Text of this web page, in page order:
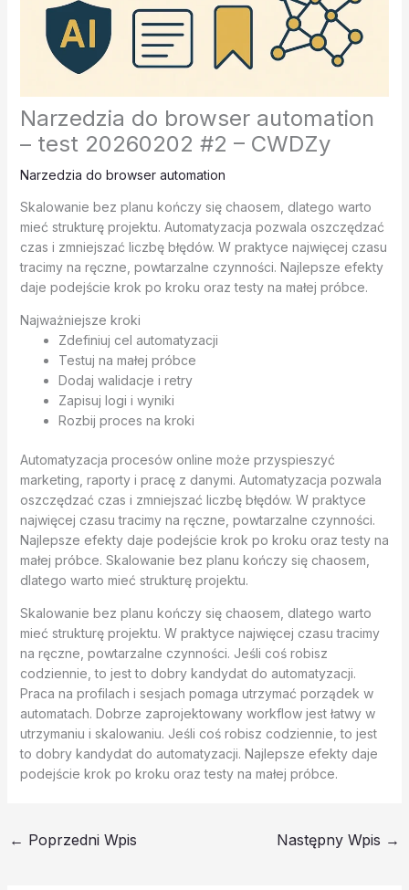
Narzedzia do browser automation
– test 20260202 #2 – CWDZy
Narzedzia do browser automation
Skalowanie bez planu kończy się chaosem, dlatego warto
mieć strukturę projektu. Automatyzacja pozwala oszczędzać
czas i zmniejszać liczbę błędów. W praktyce najwięcej czasu
tracimy na ręczne, powtarzalne czynności. Najlepsze efekty
daje podejście krok po kroku oraz testy na małej próbce.
Najważniejsze kroki
Zdefiniuj cel automatyzacji
Testuj na małej próbce
Dodaj walidacje i retry
Zapisuj logi i wyniki
Rozbij proces na kroki
Automatyzacja procesów online może przyspieszyć
marketing, raporty i pracę z danymi. Automatyzacja pozwala
oszczędzać czas i zmniejszać liczbę błędów. W praktyce
najwięcej czasu tracimy na ręczne, powtarzalne czynności.
Najlepsze efekty daje podejście krok po kroku oraz testy na
małej próbce. Skalowanie bez planu kończy się chaosem,
dlatego warto mieć strukturę projektu.
Skalowanie bez planu kończy się chaosem, dlatego warto
mieć strukturę projektu. W praktyce najwięcej czasu tracimy
na ręczne, powtarzalne czynności. Jeśli coś robisz
codziennie, to jest to dobry kandydat do automatyzacji.
Praca na profilach i sesjach pomaga utrzymać porządek w
automatach. Dobrze zaprojektowany workflow jest łatwy w
utrzymaniu i skalowaniu. Jeśli coś robisz codziennie, to jest
to dobry kandydat do automatyzacji. Najlepsze efekty daje
podejście krok po kroku oraz testy na małej próbce.
← Poprzedni Wpis Następny Wpis →